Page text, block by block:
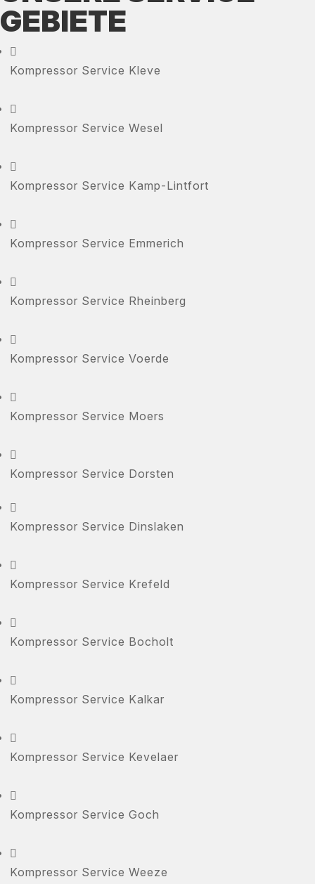
GEBIETE

Kompressor Service Kleve

Kompressor Service Wesel

Kompressor Service Kamp-Lintfort

Kompressor Service Emmerich

Kompressor Service Rheinberg

Kompressor Service Voerde

Kompressor Service Moers

Kompressor Service Dorsten

Kompressor Service Dinslaken

Kompressor Service Krefeld

Kompressor Service Bocholt

Kompressor Service Kalkar

Kompressor Service Kevelaer

Kompressor Service Goch

Kompressor Service Weeze